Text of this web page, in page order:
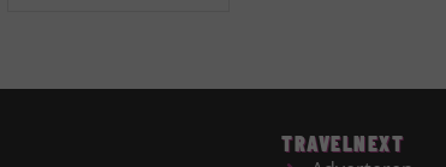
TRAVELNEXT